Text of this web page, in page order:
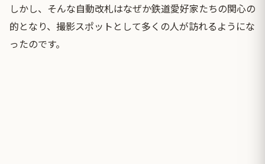
しかし、そんな自動改札はなぜか鉄道愛好家たちの関心の
的となり、撮影スポットとして多くの人が訪れるようにな
ったのです。